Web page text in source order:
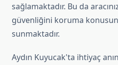
sağlamaktadır. Bu da
güvenliğini koruma
sunmaktadır.
Aydın Kuyucak'ta ihtiyaç